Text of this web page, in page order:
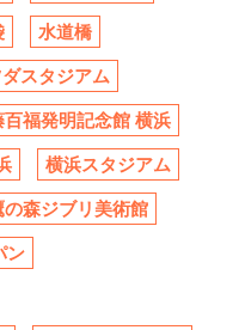
水道橋
スタジアム
百福発明記念館 横浜
横浜スタジアム
の森ジブリ美術館
ン